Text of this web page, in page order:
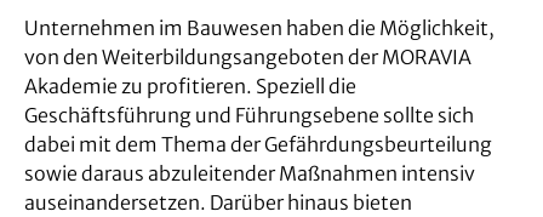
Unternehmen im Bauwesen haben die Möglichkeit,
von den Weiterbildungsangeboten der MORAVIA
Akademie zu profitieren. Speziell die
Geschäftsführung und Führungsebene sollte sich
dabei mit dem Thema der Gefährdungsbeurteilung
sowie daraus abzuleitender Maßnahmen intensiv
auseinandersetzen. Darüber hinaus bieten